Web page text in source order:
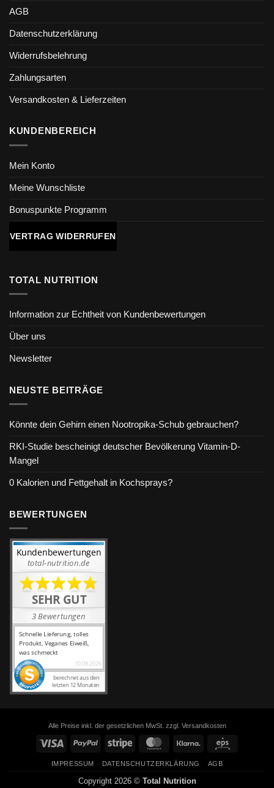
AGB
Datenschutzerklärung
Widerrufsbelehrung
Zahlungsarten
Versandkosten & Lieferzeiten
KUNDENBEREICH
Mein Konto
Meine Wunschliste
Bonuspunkte Programm
VERTRAG WIDERRUFEN
TOTAL NUTRITION
Information zur Echtheit von Kundenbewertungen
Über uns
Newsletter
NEUSTE BEITRÄGE
Könnte dein Gehirn einen Nootropika-Schub gebrauchen?
RKI-Studie bescheinigt deutscher Bevölkerung Vitamin-D-
Mangel
0 Kalorien und Fettgehalt in Kochsprays?
BEWERTUNGEN
Alle Preise inkl. der gesetzlichen MwSt. zzgl. Versandkosten
Visa PayPal Stripe MasterCard Klarna
IMPRESSUM DATENSCHUTZERKLÄRUNG AGB
Copyright 2026 © Total Nutrition